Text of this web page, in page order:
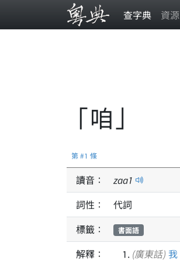
查字典 資源
「咱」
第 #1 條
讀音： zaa1
詞性：
代詞
標籤：
書面語
解釋： (廣東話) 我